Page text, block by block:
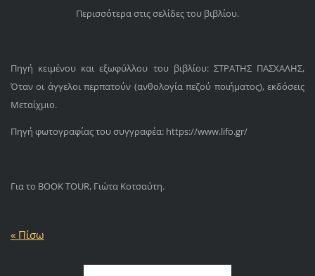
Περισσότερα στις σελίδες του βιβλίου.
Πηγή κειμένου και εξωφύλλου του βιβλίου: ΣΤΡΑΤΗΣ ΠΑΣΧΑΛΗΣ,
Όταν οι άγγελοι περπατούν (ανθολογία πεζού ποιήματος), εκδόσεις
Μεταίχμιο.
Πηγή φωτογραφίας του συγγραφέα: https://www.lifo.gr/
Για το BOOK TOUR, Γιώτα Κοτσαύτη.
« Πίσω